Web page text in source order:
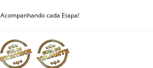
Acompanhando cada Etapa!